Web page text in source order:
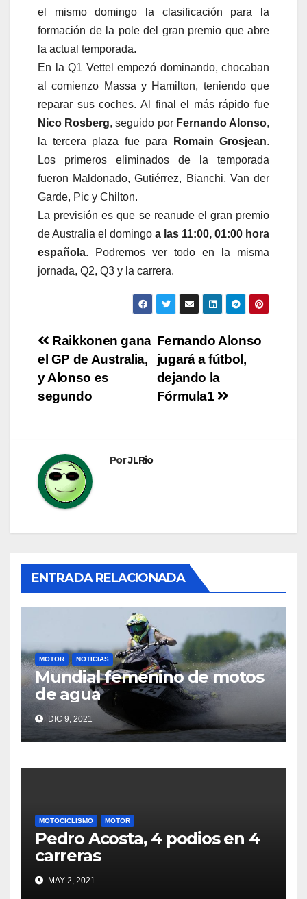
el mismo domingo la clasificación para la
formación de la pole del gran premio que abre
la actual temporada.
En la Q1 Vettel empezó dominando, chocaban
al comienzo Massa y Hamilton, teniendo que
reparar sus coches. Al final el más rápido fue
Nico Rosberg, seguido por Fernando Alonso,
la tercera plaza fue para
Romain Grosjean.
Los primeros eliminados de la temporada
fueron Maldonado, Gutiérrez, Bianchi, Van der
Garde, Pic y Chilton.
La previsión es que se reanude el gran premio
de Australia el domingo a las 11:00, 01:00 hora
española. Podremos ver todo en la misma
jornada, Q2, Q3 y la carrera.
Navegación
de
entradas
Fernando Alonso
jugará a fútbol,
dejando la
Fórmula1
Raikkonen gana
el GP de Australia,
y Alonso es
segundo
PorJLRio
ENTRADA RELACIONADA
MOTOR NOTICIAS
Mundial femenino de motos
de agua
DIC 9, 2021
MOTOCICLISMO MOTOR
Pedro Acosta, 4 podios en 4
carreras
MAY 2, 2021